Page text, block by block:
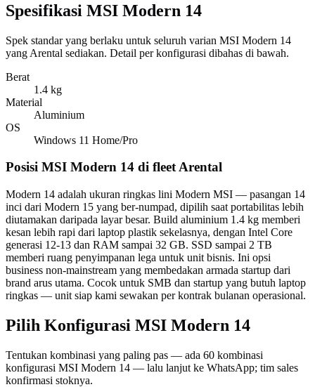
Spesifikasi MSI Modern 14
Spek standar yang berlaku untuk seluruh varian MSI Modern 14
yang Arental sediakan. Detail per konfigurasi dibahas di bawah.
Berat
1.4 kg
Material
Aluminium
OS
Windows 11 Home/Pro
Posisi MSI Modern 14 di fleet Arental
Modern 14 adalah ukuran ringkas lini Modern MSI — pasangan 14
inci dari Modern 15 yang ber-numpad, dipilih saat portabilitas lebih
diutamakan daripada layar besar. Build aluminium 1.4 kg memberi
kesan lebih rapi dari laptop plastik sekelasnya, dengan Intel Core
generasi 12-13 dan RAM sampai 32 GB. SSD sampai 2 TB
memberi ruang penyimpanan lega untuk unit bisnis. Ini opsi
business non-mainstream yang membedakan armada startup dari
brand arus utama. Cocok untuk SMB dan startup yang butuh laptop
ringkas — unit siap kami sewakan per kontrak bulanan operasional.
Pilih Konfigurasi MSI Modern 14
Tentukan kombinasi yang paling pas — ada 60 kombinasi
konfigurasi MSI Modern 14 — lalu lanjut ke WhatsApp; tim sales
konfirmasi stoknya.